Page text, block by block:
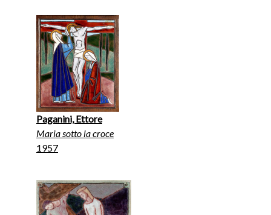
Paganini, Ettore
Maria sotto la croce
1957